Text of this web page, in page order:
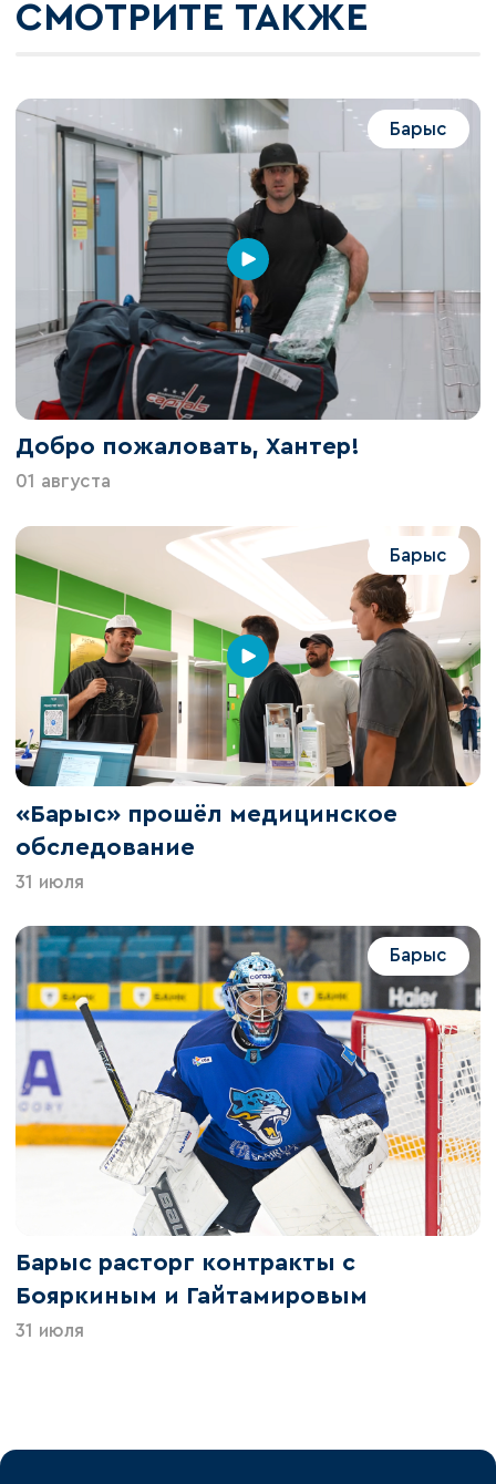
СМОТРИТЕ ТАКЖЕ
Барыс
Добро пожаловать, Хантер!
01 августа
Барыс
«Барыс» прошёл медицинское
обследование
31 июля
Барыс
Барыс расторг контракты с
Бояркиным и Гайтамировым
31 июля